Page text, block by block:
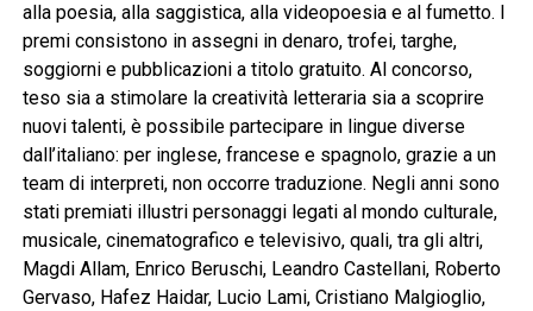
alla poesia, alla saggistica, alla videopoesia e al fumetto. I
premi consistono in assegni in denaro, trofei, targhe,
soggiorni e pubblicazioni a titolo gratuito. Al concorso,
teso sia a stimolare la creatività letteraria sia a scoprire
nuovi talenti, è possibile partecipare in lingue diverse
dall’italiano: per inglese, francese e spagnolo, grazie a un
team di interpreti, non occorre traduzione. Negli anni sono
stati premiati illustri personaggi legati al mondo culturale,
musicale, cinematografico e televisivo, quali, tra gli altri,
Magdi Allam, Enrico Beruschi, Leandro Castellani, Roberto
Gervaso, Hafez Haidar, Lucio Lami, Cristiano Malgioglio,